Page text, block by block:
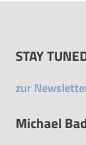
STAY
zur
Michael